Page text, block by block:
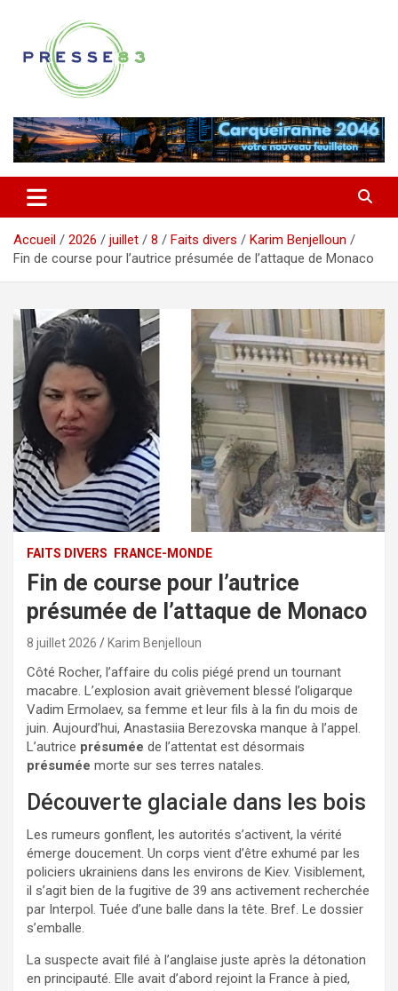
contenu
Presse 83
Accueil 2026 juillet 8 Faits divers
Karim Benjelloun
Fin de course pour l’autrice présumée de l’attaque de Monaco
FAITS DIVERS FRANCE-MONDE
Fin de course pour l’autrice
présumée de l’attaque de Monaco
8 juillet 2026 Karim Benjelloun
Côté Rocher, l’affaire du colis piégé prend un tournant
macabre. L’explosion avait grièvement blessé l’oligarque
Vadim Ermolaev, sa femme et leur fils à la fin du mois de
juin. Aujourd’hui, Anastasiia Berezovska manque à l’appel.
L’autrice présumée de l’attentat est désormais
présumée morte sur ses terres natales.
Découverte glaciale dans les bois
Les rumeurs gonflent, les autorités s’activent, la vérité
émerge doucement. Un corps vient d’être exhumé par les
policiers ukrainiens dans les environs de Kiev. Visiblement,
il s’agit bien de la fugitive de 39 ans activement recherchée
par Interpol. Tuée d’une balle dans la tête. Bref. Le dossier
s’emballe.
La suspecte avait filé à l’anglaise juste après la détonation
en principauté. Elle avait d’abord rejoint la France à pied,